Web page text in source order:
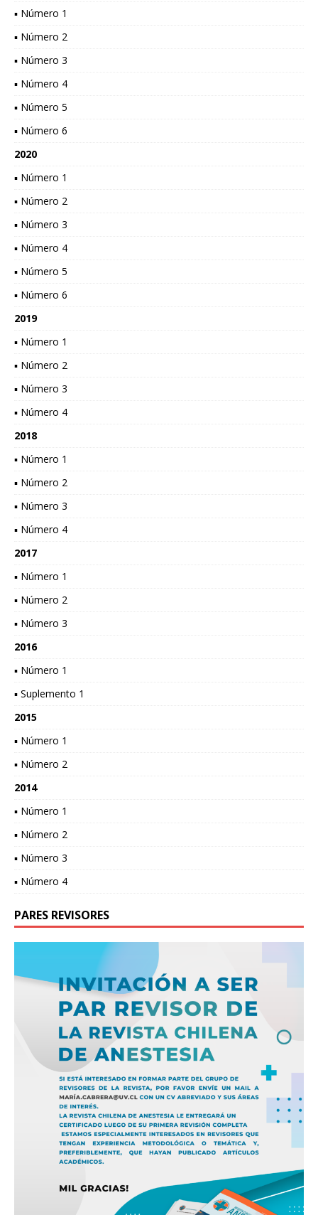
▪ Número 1
▪ Número 2
▪ Número 3
▪ Número 4
▪ Número 5
▪ Número 6
2020
▪ Número 1
▪ Número 2
▪ Número 3
▪ Número 4
▪ Número 5
▪ Número 6
2019
▪ Número 1
▪ Número 2
▪ Número 3
▪ Número 4
2018
▪ Número 1
▪ Número 2
▪ Número 3
▪ Número 4
2017
▪ Número 1
▪ Número 2
▪ Número 3
2016
▪ Número 1
▪ Suplemento 1
2015
▪ Número 1
▪ Número 2
2014
▪ Número 1
▪ Número 2
▪ Número 3
▪ Número 4
PARES REVISORES